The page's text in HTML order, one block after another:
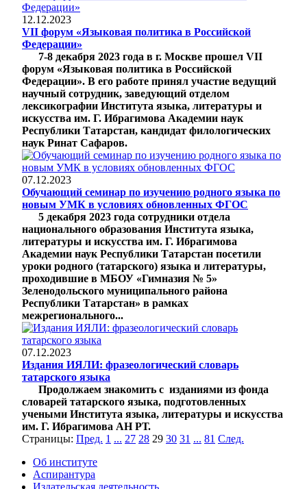
12.12.2023
VII форум «Языковая политика в Российской
Федерации»
7-8 декабря 2023 года в г. Москве прошел VII
форум «Языковая политика в Российской
Федерации». В его работе принял участие ведущий
научный сотрудник, заведующий отделом
лексикографии Института языка, литературы и
искусства им. Г. Ибрагимова Академии наук
Республики Татарстан, кандидат филологических
наук Ринат Сафаров.
07.12.2023
Обучающий семинар по изучению родного языка по
новым УМК в условиях обновленных ФГОС
5 декабря 2023 года сотрудники отдела
национального образования Института языка,
литературы и искусства им. Г. Ибрагимова
Академии наук Республики Татарстан посетили
уроки родного (татарского) языка и литературы,
проходившие в МБОУ «Гимназия № 5»
Зеленодольского муниципального района
Республики Татарстан» в рамках
межрегионального...
07.12.2023
Издания ИЯЛИ: фразеологический словарь
татарского языка
Продолжаем знакомить с изданиями из фонда
словарей татарского языка, подготовленных
учеными Института языка, литературы и искусства
им. Г. Ибрагимова АН РТ.
Страницы: Пред. 1 ... 27 28 29 30 31 ... 81 След.
Об институте
Аспирантура
Издательская деятельность